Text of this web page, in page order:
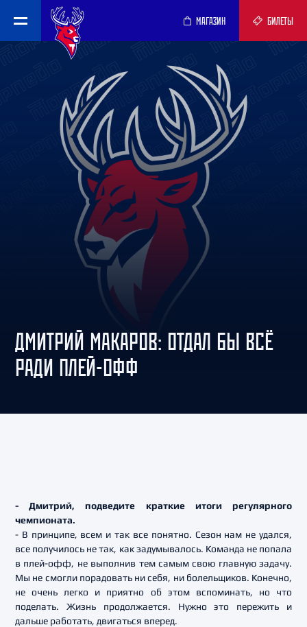
МАГАЗИН БИЛЕТЫ
ДМИТРИЙ МАКАРОВ: ОТДАЛ БЫ ВСЁ
РАДИ ПЛЕЙ-ОФФ
- Дмитрий, подведите краткие итоги регулярного
чемпионата.
- В принципе, всем и так все понятно. Сезон нам не удался,
все получилось не так, как задумывалось. Команда не попала
в плей-офф, не выполнив тем самым свою главную задачу.
Мы не смогли порадовать ни себя, ни болельщиков. Конечно,
не очень легко и приятно об этом вспоминать, но что
поделать. Жизнь продолжается. Нужно это пережить и
дальше работать, двигаться вперед.